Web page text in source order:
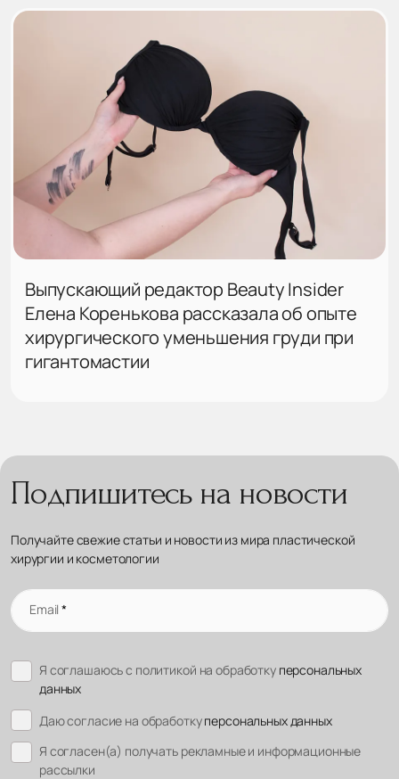
Выпускающий редактор Beauty Insider
Елена Коренькова рассказала об опыте
хирургического уменьшения груди при
гигантомастии
Подпишитесь на новости
Получайте свежие статьи и новости из мира пластической
хирургии и косметологии
Email*
Я соглашаюсь с политикой на обработку персональных
данных
Даю согласие на обработкуперсональных данных
Я согласен(а) получать рекламные и информационные
рассылки